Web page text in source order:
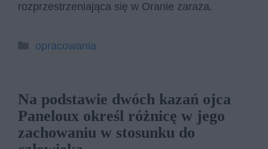
rozprzestrzeniająca się w Oranie zaraza.
Kategorie
opracowania
Na podstawie dwóch kazań ojca
Paneloux określ różnicę w jego
zachowaniu w stosunku do